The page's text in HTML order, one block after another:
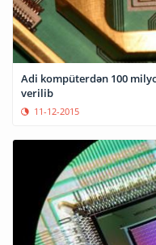
Adi kompüterdən 100
verilib
11-12-2015